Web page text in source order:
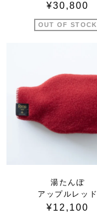
¥30,800
OUT OF STOCK
湯たんぽ
アップルレッド
¥12,100